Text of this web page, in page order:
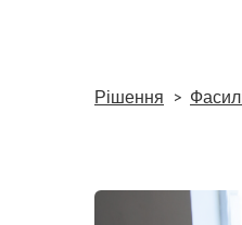
Рішення